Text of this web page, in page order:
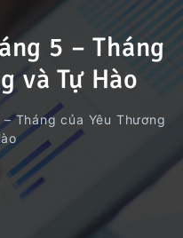
5 – Tháng
và Tự Hào
Tháng của Yêu Thương